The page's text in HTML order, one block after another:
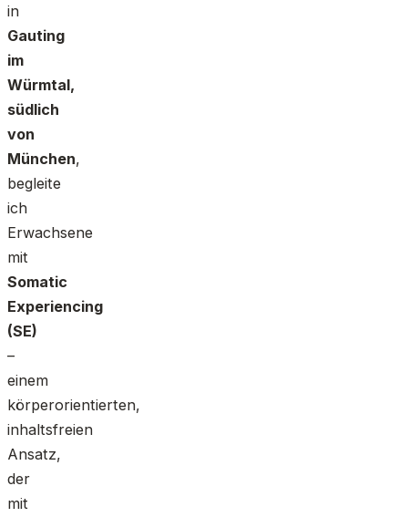
in
Gauting
im
Würmtal,
südlich
von
München,
begleite
ich
Erwachsene
mit
Somatic
Experiencing
(SE)
–
einem
körperorientierten,
inhaltsfreien
Ansatz,
der
mit